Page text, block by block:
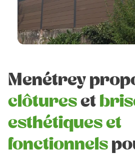
Menétrey
clôtureset
esthétiques et
fonctionnels